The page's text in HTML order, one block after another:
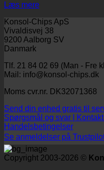
Læs mere
Konsol-Chips ApS
Vivaldisvej 38
9200 Aalborg SV
Danmark
Tlf. 21 84 02 69 (Man - Fre
Mail: info@konsol-chips.dk
Moms cvr.nr. DK32071368
Send din enhed gratis til
Spørgsmål og svar |
Handelsbetingelser
Se anmeldelser på
Copyright 2003-2026 ©